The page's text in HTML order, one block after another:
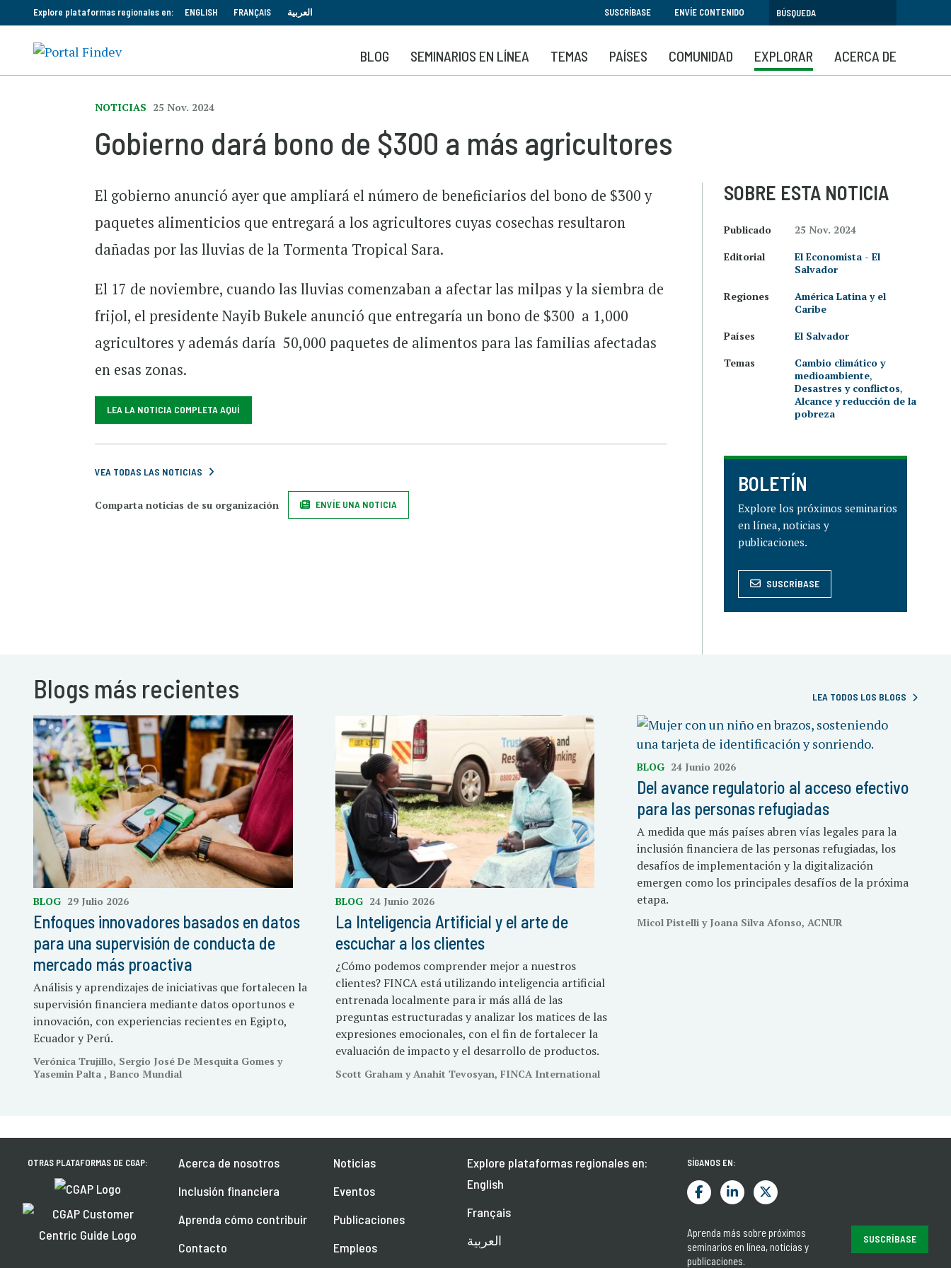
al
contenido
principal
Explore plataformas regionales en: ENGLISH FRANÇAIS العربية SUSCRÍBASE ENVÍE CONTENIDO
BLOG SEMINARIOS EN LÍNEA TEMAS PAÍSES COMUNIDAD EXPLORAR ACERCA DE
NOTICIAS 25 Nov. 2024
Gobierno dará bono de $300 a más agricultores
El gobierno anunció ayer que ampliará el número de beneficiarios del bono de $300 y
paquetes alimenticios que entregará a los agricultores cuyas cosechas resultaron
dañadas por las lluvias de la Tormenta Tropical Sara.
El 17 de noviembre, cuando las lluvias comenzaban a afectar las milpas y la siembra de
frijol, el presidente Nayib Bukele anunció que entregaría un bono de $300 a 1,000
agricultores y además daría 50,000 paquetes de alimentos para las familias afectadas
en esas zonas.
LEA LA NOTICIA COMPLETA AQUÍ
VEA TODAS LAS NOTICIAS
Comparta noticias de su organización ENVÍE UNA NOTICIA
SOBRE ESTA NOTICIA
Publicado
25 Nov. 2024
Editorial
El Economista - El
Salvador
Regiones
América Latina y el
Caribe
Países
El Salvador
Temas
Cambio climático y
medioambiente,
Desastres y conflictos,
Alcance y reducción de la
pobreza
BOLETÍN
Explore los próximos seminarios
en línea, noticias y
publicaciones.
SUSCRÍBASE
Blogs más recientes LEA TODOS LOS BLOGS
BLOG 29 Julio 2026
Enfoques innovadores basados en datos
para una supervisión de conducta de
mercado más proactiva
Análisis y aprendizajes de iniciativas que fortalecen la
supervisión financiera mediante datos oportunos e
innovación, con experiencias recientes en Egipto,
Ecuador y Perú.
Verónica Trujillo, Sergio José De Mesquita Gomes y
Yasemin Palta , Banco Mundial
BLOG 24 Junio 2026
La Inteligencia Artificial y el arte de
escuchar a los clientes
¿Cómo podemos comprender mejor a nuestros
clientes? FINCA está utilizando inteligencia artificial
entrenada localmente para ir más allá de las
preguntas estructuradas y analizar los matices de las
expresiones emocionales, con el fin de fortalecer la
evaluación de impacto y el desarrollo de productos.
Scott Graham y Anahit Tevosyan, FINCA International
BLOG 24 Junio 2026
Del avance regulatorio al acceso efectivo
para las personas refugiadas
A medida que más países abren vías legales para la
inclusión financiera de las personas refugiadas, los
desafíos de implementación y la digitalización
emergen como los principales desafíos de la próxima
etapa.
Micol Pistelli y Joana Silva Afonso, ACNUR
OTRAS PLATAFORMAS DE CGAP:
Acerca de nosotros
Inclusión financiera
Aprenda cómo contribuir
Contacto
Noticias
Eventos
Publicaciones
Empleos
Explore plataformas regionales en:
English
Français
العربية
SÍGANOS EN:
Aprenda más sobre próximos
seminarios en línea, noticias y
publicaciones.
SUSCRÍBASE